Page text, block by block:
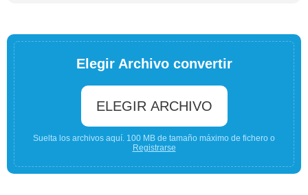
Elegir Archivo convertir
ELEGIR ARCHIVO
Suelta los archivos aquí. 100 MB de tamaño máximo de fichero o
Registrarse